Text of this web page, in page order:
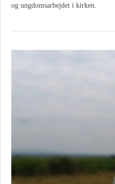
og ungdomsarbejdet i kirken.